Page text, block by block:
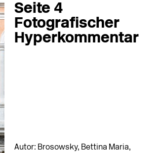
Seite 4
Fotografischer
Hyperkommentar
Autor: Brosowsky, Bettina Maria,